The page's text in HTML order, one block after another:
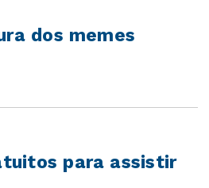
dos memes
para assistir